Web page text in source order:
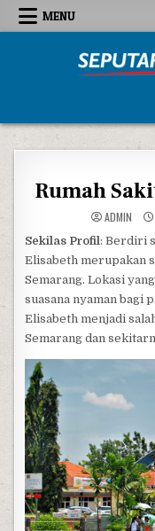
Skip to content
MENU
Rumah
ADMIN
Sekilas Profil: Berdiri
Elisabeth merupakan
Semarang. Lokasi
suasana nyaman bagi
Elisabeth menjadi
Semarang dan